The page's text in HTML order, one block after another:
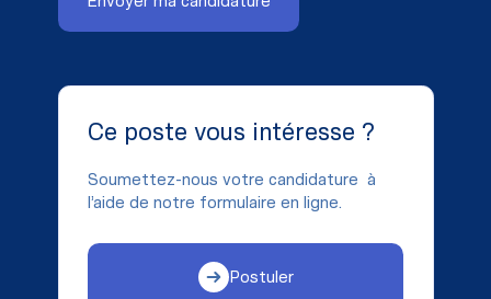
Ce poste vous intéresse ?
Soumettez-nous votre candidature à
l’aide de notre formulaire en ligne.
Postuler